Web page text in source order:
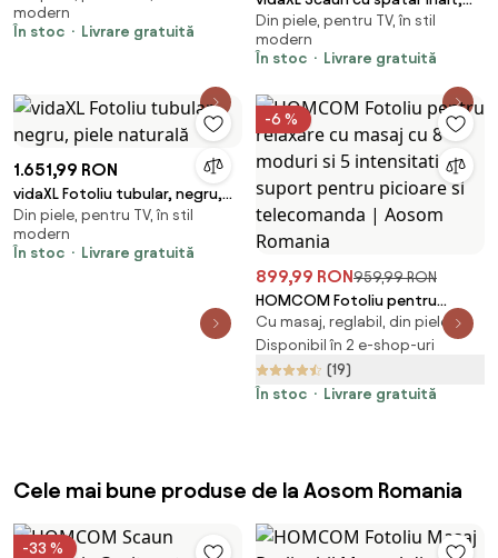
modern
În stoc
Livrare gratuită
negru și gri, piele naturală
Din piele, pentru TV, în stil
modern
În stoc
Livrare gratuită
1.651,99 RON
vidaXL Fotoliu tubular, negru,
piele naturală
Din piele, pentru TV, în stil
modern
În stoc
Livrare gratuită
-6 %
899,99 RON959,99 RON
HOMCOM Fotoliu pentru
relaxare cu masaj cu 8 moduri si
5 intensitati, cu suport pentru
picioare si telecomanda |
Aosom Romania
Cu masaj, reglabil, din piele
Disponibil în 2 e-shop-uri
(19)
În stoc
Livrare gratuită
Cele mai bune produse de la Aosom Romania
-33 %